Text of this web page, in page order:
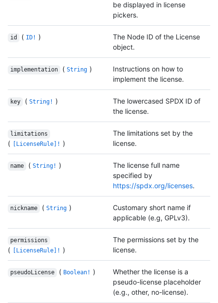
be displayed in license
pickers.
id ( ID! )
The Node ID of the License
object.
implementation ( String )
Instructions on how to
implement the license.
key ( String! )
The lowercased SPDX ID of
the license.
limitations
( [LicenseRule]! )
The limitations set by the
license.
name ( String! )
The license full name
specified by
https://spdx.org/licenses.
nickname ( String )
Customary short name if
applicable (e.g, GPLv3).
permissions
( [LicenseRule]! )
The permissions set by the
license.
pseudoLicense ( Boolean! )
Whether the license is a
pseudo-license placeholder
(e.g., other, no-license).